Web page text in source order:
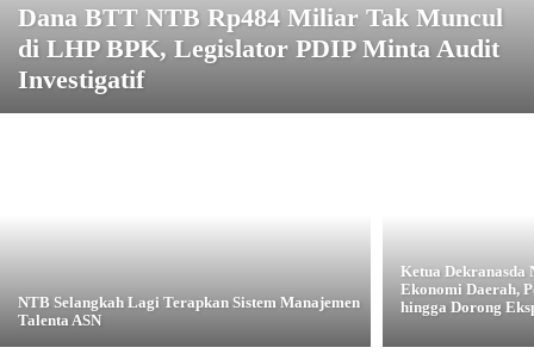
Dana BTT NTB Rp484 Miliar Tak Muncul
di LHP BPK, Legislator PDIP Minta Audit
Investigatif
NTB Selangkah Lagi Terapkan Sistem Manajemen
Talenta ASN
Ketua Dekranasda
Ekonomi Daerah,
hingga Dorong